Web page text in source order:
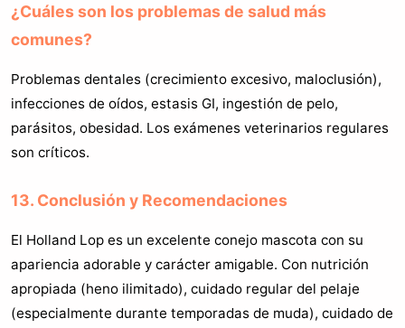
¿Cuáles son los problemas de salud más
comunes?
Problemas dentales (crecimiento excesivo, maloclusión),
infecciones de oídos, estasis GI, ingestión de pelo,
parásitos, obesidad. Los exámenes veterinarios regulares
son críticos.
13. Conclusión y Recomendaciones
El Holland Lop es un excelente conejo mascota con su
apariencia adorable y carácter amigable. Con nutrición
apropiada (heno ilimitado), cuidado regular del pelaje
(especialmente durante temporadas de muda), cuidado de